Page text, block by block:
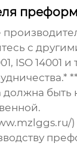
с
ISO 14001
быть
)